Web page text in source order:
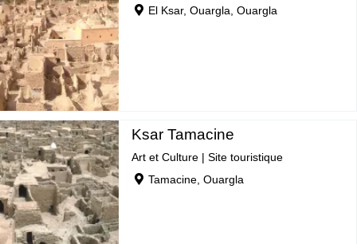
El Ksar, Ouargla, Ouargla
Ksar Tamacine
Art et Culture |Site touristique
Tamacine, Ouargla